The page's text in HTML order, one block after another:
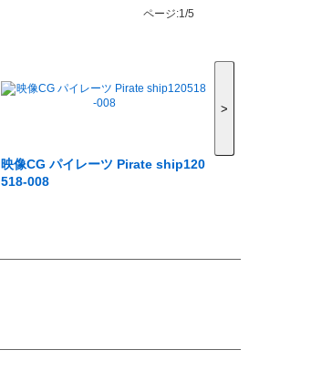
ページ:1/5
映像CG パイレーツ Pirate ship120
518-008
>